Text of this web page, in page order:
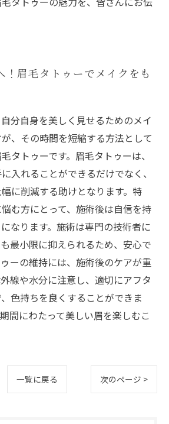
！眉毛タトゥーでメイクをも
分自身を美しく見せるためのメイ
、その時間を短縮する方法として
タトゥーです。眉毛タトゥーは、
入れることができるだけでなく、
に削減する助けとなります。特
む方にとって、施術後は自信を持
なります。施術は専門の技術者に
最小限に抑えられるため、安心で
ーの維持には、施術後のケアが重
線や水分に注意し、適切にアフタ
色持ちを良くすることができま
間にわたって美しい眉を楽しむこ
一覧に戻る 次のページ >